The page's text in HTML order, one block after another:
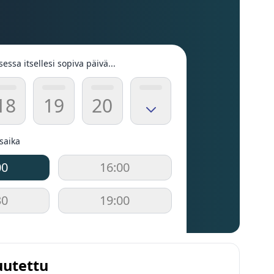
itsellesi sopiva päivä...
19 20
16:00
19:00